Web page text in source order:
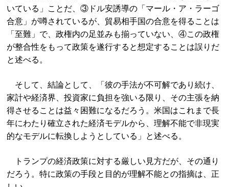
いている」ことだ、③ドル安誘導の「マール・ア・ラーゴ
合意」が噂されているが、貿易相手国の合意を得ることは
「至難」で、政権内の足並みも揃っていない、④この政権
が整合性をもって政策を遂行すると想定することは誤りだ
と述べる。
そして、結論として、「彼の手法が不可解であり続け、
家計や経済界、投資家に負担を強いる限り、その主張を納
得させることは益々困難になるだろう。米国はこれまで長
年にわたり確立された経済モデルから、理解不能で非現実
的なモデルに転換しようとしている」と述べる。
トランプの経済政策に対する厳しい見方だが、その通り
だろう。特に政策の手段と目的が理解不能との指摘は、正